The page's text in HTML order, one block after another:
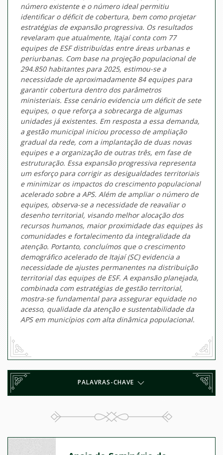
número existente e o número ideal permitiu
identificar o déficit de cobertura, bem como projetar
estratégias de expansão progressiva. Os resultados
revelaram que atualmente, Itajaí conta com 77
equipes de ESF distribuídas entre áreas urbanas e
periurbanas. Com base na projeção populacional de
294.850 habitantes para 2025, estimou-se a
necessidade de aproximadamente 84 equipes para
garantir cobertura dentro dos parâmetros
ministeriais. Esse cenário evidencia um déficit de sete
equipes, o que reforça a sobrecarga de algumas
unidades já existentes. Em resposta a essa demanda,
a gestão municipal iniciou processo de ampliação
gradual da rede, com a implantação de duas novas
equipes e a organização de outras três, em fase de
estruturação. Essa expansão progressiva representa
um esforço para corrigir as desigualdades territoriais
e minimizar os impactos do crescimento populacional
acelerado sobre a APS. Além de ampliar o número de
equipes, observa-se a necessidade de reavaliar o
desenho territorial, visando melhor alocação dos
recursos humanos, maior proximidade das equipes às
comunidades e fortalecimento da integralidade da
atenção. Portanto, concluímos que o crescimento
demográfico acelerado de Itajaí (SC) evidencia a
necessidade de ajustes permanentes na distribuição
territorial das equipes de ESF. A expansão planejada,
combinada com estratégias de gestão territorial,
mostra-se fundamental para assegurar equidade no
acesso, qualidade da atenção e sustentabilidade da
APS em municípios com alta dinâmica populacional.
PALAVRAS-CHAVE